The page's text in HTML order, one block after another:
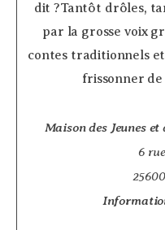
dit ?Tantôt drôles,
par la grosse voix
contes traditionnels
frissonner
Maison des Jeunes
6